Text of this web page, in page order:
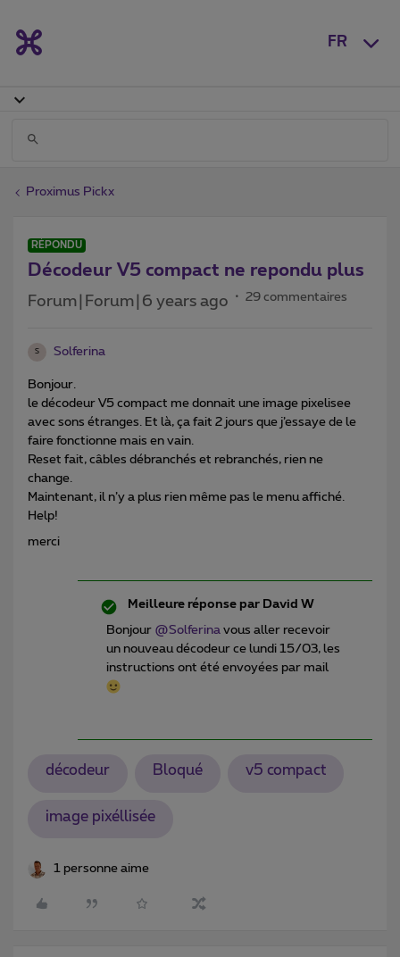
FR
Proximus Pickx
RÉPONDU
Décodeur V5 compact ne repondu plus
Forum|Forum|6 years ago 29 commentaires
S Solferina
Bonjour.
le décodeur V5 compact me donnait une image pixelisee
avec sons étranges. Et là, ça fait 2 jours que j’essaye de le
faire fonctionne mais en vain.
Reset fait, câbles débranchés et rebranchés, rien ne
change.
Maintenant, il n’y a plus rien même pas le menu affiché.
Help!
merci
Meilleure réponse par David W
Bonjour @Solferina vous aller recevoir
un nouveau décodeur ce lundi 15/03, les
instructions ont été envoyées par mail
décodeur Bloqué v5 compact
image pixéllisée
1 personne aime